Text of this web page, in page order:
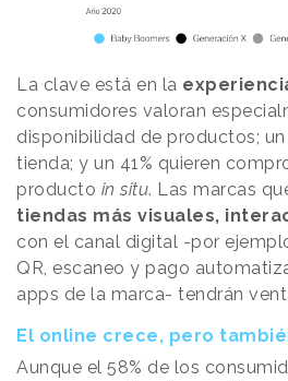
La clave está en la
consumidores valoran
disponibilidad de productos;
tienda; y un 41% quieren
producto in situ. Las marcas
tiendas más visuales,
con el canal digital -por
QR, escaneo y pago
apps de la marca- tendrán
El online crece, pero
Aunque el 58% de los